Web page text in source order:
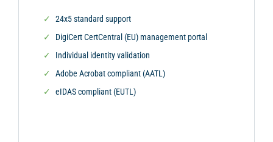
24x5 standard support
DigiCert CertCentral (EU) management portal
Individual identity validation
Adobe Acrobat compliant (AATL)
eIDAS compliant (EUTL)